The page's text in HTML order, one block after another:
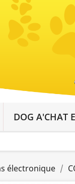
DOG A'CHAT
électronique